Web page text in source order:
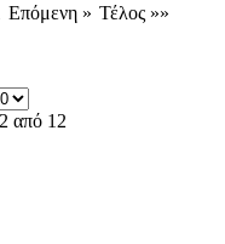
Επόμενη » Τέλος »»
από 12